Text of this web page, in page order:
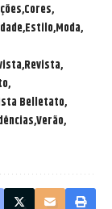
Cores
Estilo Moda
Revista
Belletato
Verão